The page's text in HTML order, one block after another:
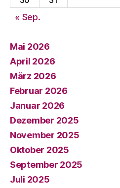
« Sep.
Mai 2026
April 2026
März 2026
Februar 2026
Januar 2026
Dezember 2025
November 2025
Oktober 2025
September 2025
Juli 2025